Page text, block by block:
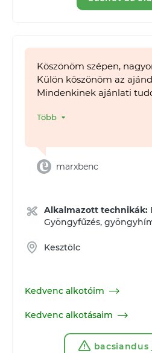
Köszönöm szépen,
Külön köszönöm az
Mindenkinek ajánlati
Több
marxbenc
Alkalmazott technikák:
Gyöngyfűzés,
Kesztölc
Kedvenc alkotóim
Kedvenc alkotásaim
bacsiandus